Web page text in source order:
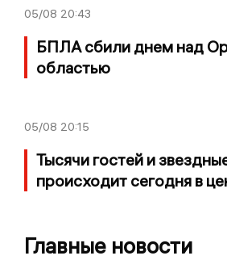
05/08 20:43
БПЛА сбили днем над
областью
05/08 20:15
Тысячи гостей и
происходит сегодня в
Главные новости